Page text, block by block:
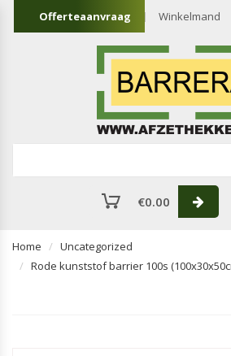
Offerteaanvraag Winkelmand
€0.00
Home
Uncategorized
Rode kunststof barrier 100s